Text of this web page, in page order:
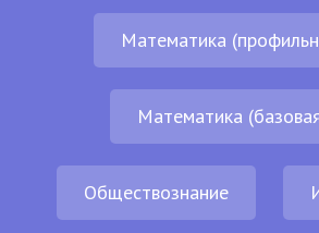
Математика
Математика
Обществознание